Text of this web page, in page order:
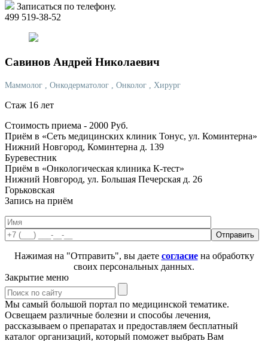
Записаться по телефону.
499 519-38-52
Савинов Андрей Николаевич
Маммолог , Онкодерматолог , Онколог , Хирург
Стаж 16 лет
Стоимость приема - 2000 Руб.
Приём в «Сеть медицинских клиник Тонус, ул. Коминтерна»
Нижний Новгород, Коминтерна д. 139
Буревестник
Приём в «Онкологическая клиника К-тест»
Нижний Новгород, ул. Большая Печерская д. 26
Горьковская
Запись на приём
Нажимая на "Отправить", вы даете согласиена обработку
своих персональных данных.
Закрытие меню
Мы самый большой портал по медицинской тематике.
Освещаем различные болезни и способы лечения,
рассказываем о препаратах и предоставляем бесплатный
каталог организаций, который поможет выбрать Вам